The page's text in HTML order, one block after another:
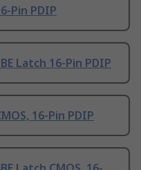
Pin PDIP
Latch 16-Pin PDIP
16-Pin PDIP